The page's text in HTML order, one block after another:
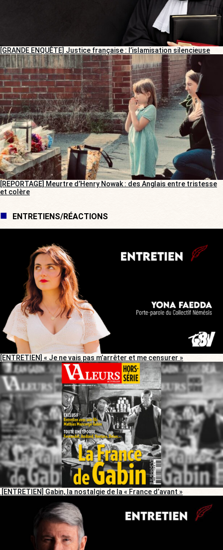
[GRANDE ENQUÊTE] Justice française : l’islamisation silencieuse
[REPORTAGE] Meurtre d’Henry Nowak : des Anglais entre tristesse
et colère
ENTRETIENS/RÉACTIONS
[ENTRETIEN] « Je ne vais pas m’arrêter et me censurer »
[ENTRETIEN] Gabin, la nostalgie de la « France d’avant »